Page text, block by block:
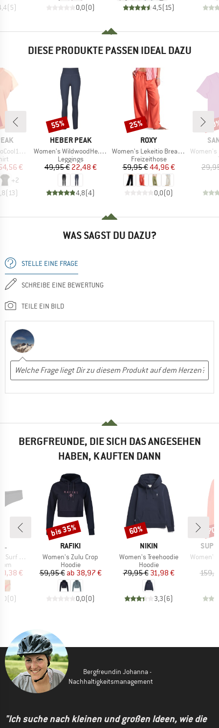
( 5) 0,0(0) 4,5( 15)
DIESE PRODUKTE PASSEN IDEAL DAZU
T-Shirt
Preis
€
+2
(13)
MARKE
HEBER PEAK
Artikel
Women's WildwoodHe. Tights
Produktgruppe
Leggings
Preis
49,95 €reduzierter Preis
22,48 €
4,8(4)
Rabatt
55%
MARKE
ROXY
Artikel
Women's Lekeitio Break Mid Pant
Produktgruppe
Freizeithose
Preis
59,95 €reduzierter Preis
44,96 €
0,0(0)
Rabatt
25%
Artikel
Women's
WAS SAGST DU DAZU?
STELLE EINE FRAGE
SCHREIBE EINE BEWERTUNG
TEILE EIN BILD
BERGFREUNDE, DIE SICH DAS ANGESEHEN
HABEN, KAUFTEN DANN
Pant
Preis
€
(0)
MARKE
RAFIKI
Artikel
Women's Zulu Crop
Produktgruppe
Hoodie
Preis
59,95 € reduzierter Preis
ab 38,97 €
0,0(0)
Rabatt
bis 35%
MARKE
NIKIN
Artikel
Women's Treehoodie
Produktgruppe
Hoodie
Preis
79,95 €reduzierter Preis
31,98 €
3,3(6)
Rabatt
60%
Artikel
Women's
Bergfreundin Johanna -
Nachhaltigkeitsmanagement
"Ich suche nach kleinen und großen Ideen, wie die